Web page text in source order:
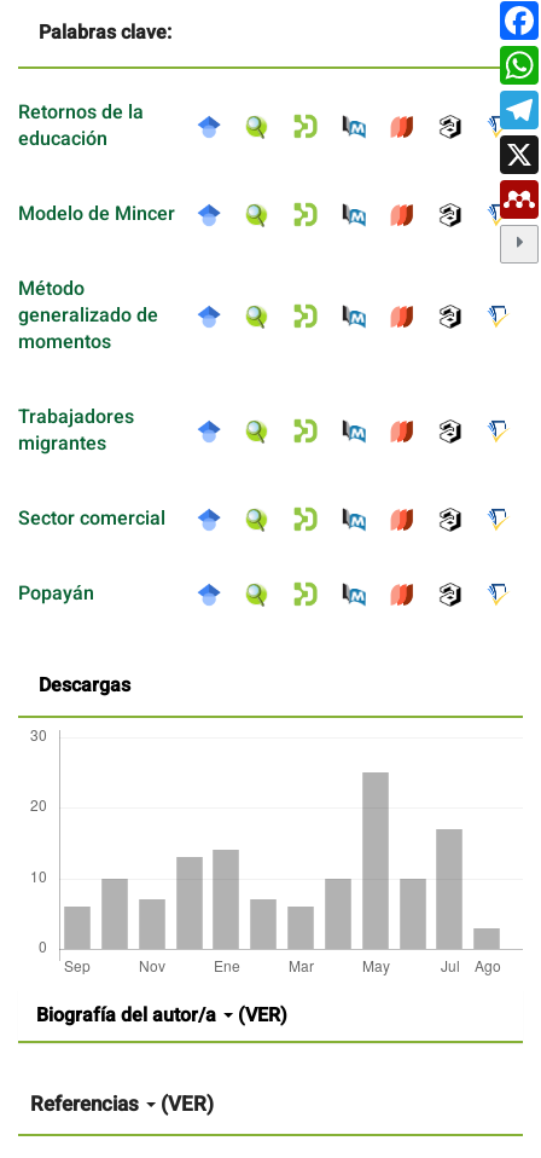
Palabras clave:
Retornos de la
educación
Modelo de Mincer
Método
generalizado de
momentos
Trabajadores
migrantes
Sector comercial
Popayán
Descargas
Detalles
del
artículo
Biografía del autor/a (VER)
Referencias (VER)